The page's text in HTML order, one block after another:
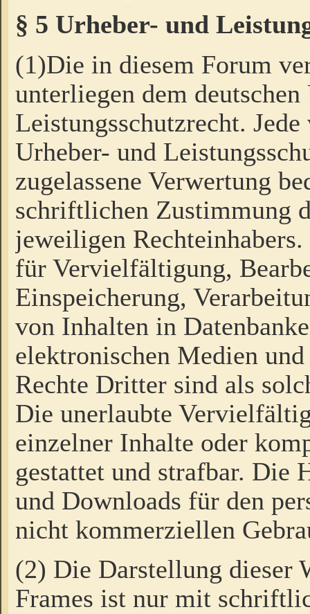
§ 5 Urheber- und
(1)Die in diesem Forum
unterliegen dem
Leistungsschutzrecht.
Urheber- und
zugelassene Verwertung
schriftlichen Zustimmung
jeweiligen
für Vervielfältigung,
Einspeicherung,
von Inhalten in
elektronischen Medien
Rechte Dritter sind als
Die unerlaubte
einzelner Inhalte oder
gestattet und strafbar. Die
und Downloads für den
nicht kommerziellen
(2) Die Darstellung dieser
Frames ist nur mit